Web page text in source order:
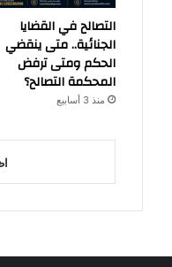
التصالح في القضايا
الجنائية.. متى ينقضي
الحكم ومتى ترفض
المحكمة التصالح؟
منذ 3 أسابيع